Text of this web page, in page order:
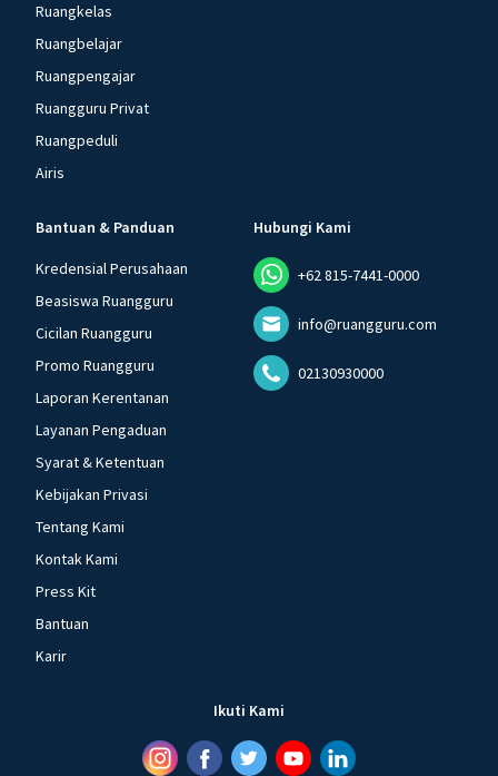
Ruangkelas
Ruangbelajar
Ruangpengajar
Ruangguru Privat
Ruangpeduli
Airis
Bantuan & Panduan
Kredensial Perusahaan
Beasiswa Ruangguru
Cicilan Ruangguru
Promo Ruangguru
Laporan Kerentanan
Layanan Pengaduan
Syarat & Ketentuan
Kebijakan Privasi
Tentang Kami
Kontak Kami
Press Kit
Bantuan
Karir
Hubungi Kami
+62 815-7441-0000
info@ruangguru.com
02130930000
Ikuti Kami